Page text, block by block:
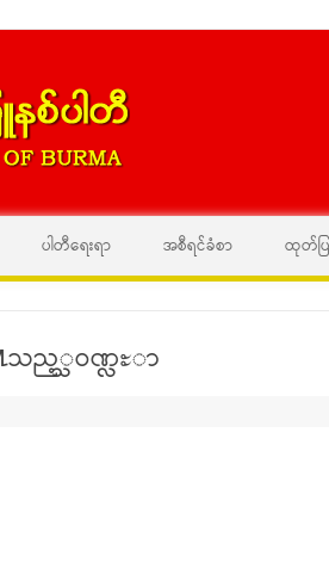
ပါတီရေးရာ အစီရင်ခံစာ ထုတ်ပြ
႔သည့္သဝဏ္လႊာ